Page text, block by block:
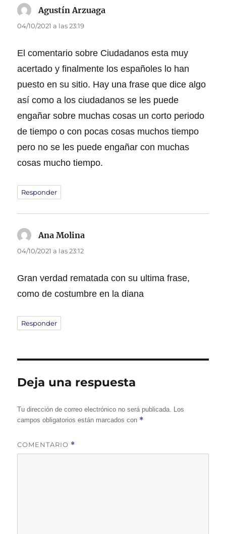
Agustín Arzuaga
04/10/2021 a las 23:19
El comentario sobre Ciudadanos esta muy
acertado y finalmente los españoles lo han
puesto en su sitio. Hay una frase que dice algo
así como a los ciudadanos se les puede
engañar sobre muchas cosas un corto periodo
de tiempo o con pocas cosas muchos tiempo
pero no se les puede engañar con muchas
cosas mucho tiempo.
Responder
Ana Molina
04/10/2021 a las 23:12
Gran verdad rematada con su ultima frase,
como de costumbre en la diana
Responder
Deja una respuesta
Tu dirección de correo electrónico no será publicada. Los
campos obligatorios están marcados con *
COMENTARIO *